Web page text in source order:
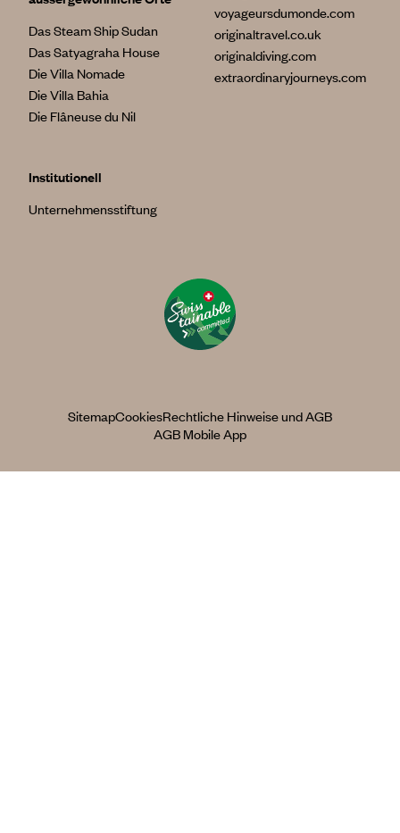
Das Steam Ship Sudan
Das Satyagraha House
Die Villa Nomade
Die Villa Bahia
Die Flâneuse du Nil
Institutionell
Unternehmensstiftung
voyageursdumonde.com
originaltravel.co.uk
originaldiving.com
extraordinaryjourneys.com
SitemapCookiesRechtliche Hinweise und AGB
AGB Mobile App